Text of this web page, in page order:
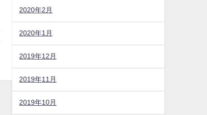
2020年2月
2020年1月
2019年12月
2019年11月
2019年10月